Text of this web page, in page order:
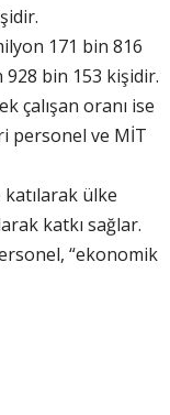
171 bin 816
928 bin 153 kişidir.
çalışan oranı ise
personel ve MİT
ülke
katkı sağlar.
“ekonomik